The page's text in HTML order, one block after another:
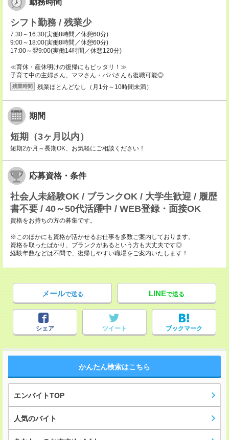
勤務時間
シフト勤務 / 残業少
7:30～16:30(実働8時間／休憩60分)
9:00～18:00(実働8時間／休憩60分)
17:00～翌9:00(実働14時間／休憩120分)
≪育休・産休明けの復帰にもピッタリ！≫
子育て中の主婦さん、ママさん・パパさんも復職可能◎
残業時間 残業ほとんどなし（月1分～10時間未満）
期間
短期（3ヶ月以内）
短期2か月～長期OK、お気軽にご相談ください！
応募資格・条件
社会人未経験OK / ブランクOK / 大学生歓迎 / 履歴
書不要 / 40～50代活躍中 / WEB登録・面接OK
資格をお持ちの方の募集です。
※このほかにも資格が活かせるお仕事を多数ご案内しております。
資格を取ったばかり、ブランクがあるという方も大丈夫です◎
経験年数などは不問で、復帰しやすい職場をご案内いたします！
メールで送る LINEで送る
シェア ツイート ブックマーク
かんたん検索はこちら
エンバイトTOP
人気のバイト